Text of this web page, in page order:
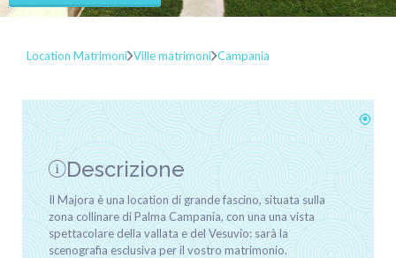
Location Matrimoni Ville matrimoni Campania
Descrizione
Il Majora è una location di grande fascino, situata sulla
zona collinare di Palma Campania, con una una vista
spettacolare della vallata e del Vesuvio: sarà la
scenografia esclusiva per il vostro matrimonio.